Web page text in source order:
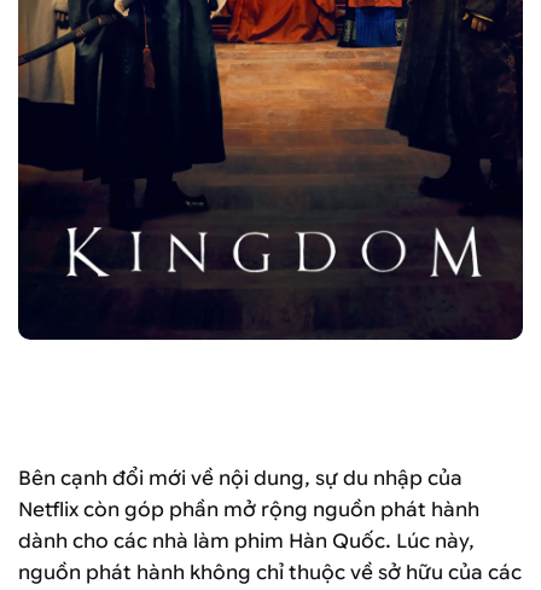
Bên cạnh đổi mới về nội dung, sự du nhập của
Netflix còn góp phần mở rộng nguồn phát hành
dành cho các nhà làm phim Hàn Quốc. Lúc này,
nguồn phát hành không chỉ thuộc về sở hữu của các